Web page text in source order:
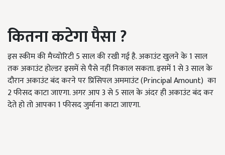
कितना कटेगा पैसा ?
इस स्कीम की मैच्योरिटी 5 साल की रखी गई है. अकाउंट खुलने के 1 साल
तक अकाउंट होल्डर इसमें से पैसे नहीं निकाल सकता. इसमें 1 से 3 साल के
दौरान अकाउंट बंद करने पर प्रिंसिपल अममाउंट (Principal Amount) का
2 फीसद काटा जाएगा. अगर आप 3 से 5 साल के अंदर ही अकाउंट बंद कर
देते हो तो आपका 1 फीसद जुर्माना काटा जाएगा.